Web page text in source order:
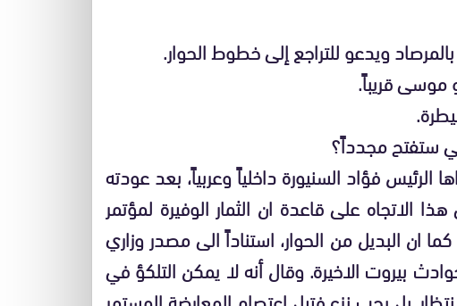
ويدعو للتراجع إلى خطوط الحوار.
موسى قريباً.
ستفتح مجدداً؟
الرئيس فؤاد السنيورة داخلياً وعربياً، بعد عودته
على قاعدة ان الثمار الوفيرة لمؤتمر
كما ان البديل من الحوار، استناداً الى مصدر وزاري
بيروت الاخيرة. وقال أنه لا يمكن التلكؤ في